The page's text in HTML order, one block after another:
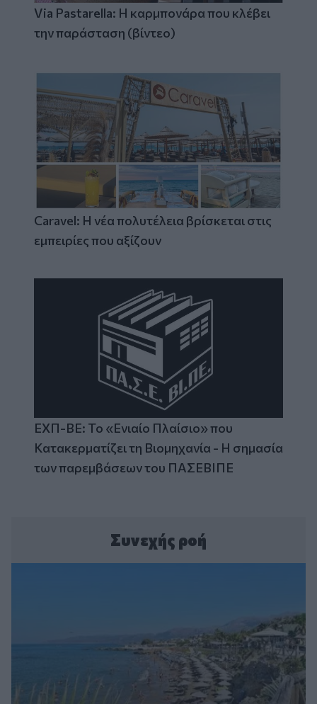
Via Pastarella: Η καρμπονάρα που κλέβει
την παράσταση (βίντεο)
Caravel: Η νέα πολυτέλεια βρίσκεται στις
εμπειρίες που αξίζουν
ΕΧΠ-ΒΕ: Το «Ενιαίο Πλαίσιο» που
Κατακερματίζει τη Βιομηχανία - Η σημασία
των παρεμβάσεων του ΠΑΣΕΒΙΠΕ
Συνεχής ροή